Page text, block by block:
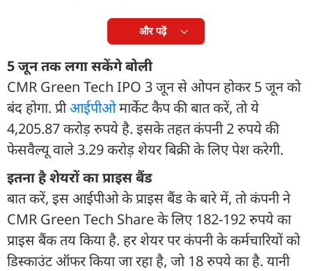
और पढ़ें
5 जून तक लगा सकेंगे बोली
CMR Green Tech IPO 3 जून से ओपन होकर 5 जून को
बंद होगा. प्रीआईपीओमार्केट कैप की बात करें, तो ये
4,205.87 करोड़ रुपये है. इसके तहत कंपनी 2 रुपये की
फेसवैल्यू वाले 3.29 करोड़ शेयर बिक्री के लिए पेश करेगी.
इतना है शेयरों का प्राइस बैंड
बात करें, इस आईपीओ के प्राइस बैंड के बारे में, तो कंपनी ने
CMR Green Tech Share के लिए 182-192 रुपये का
प्राइस बैंक तय किया है. हर शेयर पर कंपनी के कर्मचारियों को
डिस्काउंट ऑफर किया जा रहा है, जो 18 रुपये का है. यानी